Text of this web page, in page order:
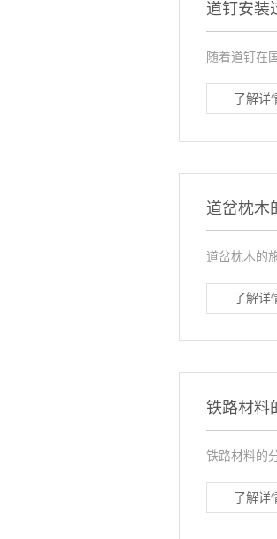
道钉安装
随着道钉在
了解详
道岔枕木
道岔枕木的
了解详
铁路材料
铁路材料的
了解详